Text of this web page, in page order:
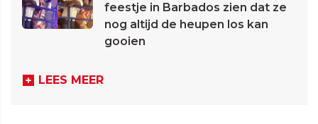
feestje in Barbados zien dat ze
nog altijd de heupen los kan
gooien
LEES MEER